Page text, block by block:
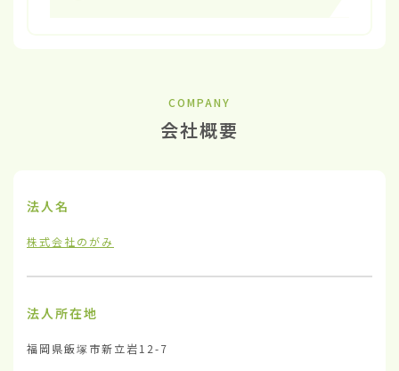
COMPANY
会社概要
法人名
株式会社のがみ
法人所在地
福岡県飯塚市新立岩12-7